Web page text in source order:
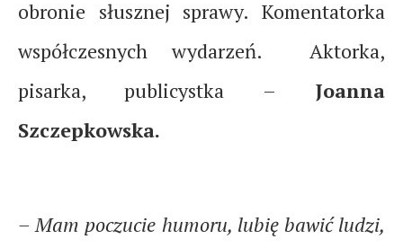
obronie słusznej sprawy. Komentatorka
współczesnych wydarzeń. Aktorka,
pisarka, publicystka – Joanna
Szczepkowska.
– Mam poczucie humoru, lubię bawić ludzi,